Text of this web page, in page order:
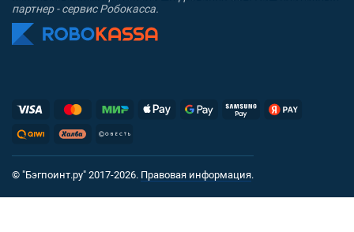
партнер - сервис Робокасса.
© "Бэгпоинт.ру" 2017-2026. Правовая информация.